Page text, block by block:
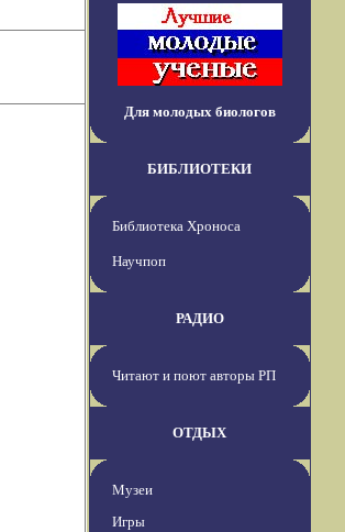
Для молодых биологов
БИБЛИОТЕКИ
Библиотека Хроноса
Научпоп
РАДИО
Читают и поют авторы РП
ОТДЫХ
Музеи
Игры